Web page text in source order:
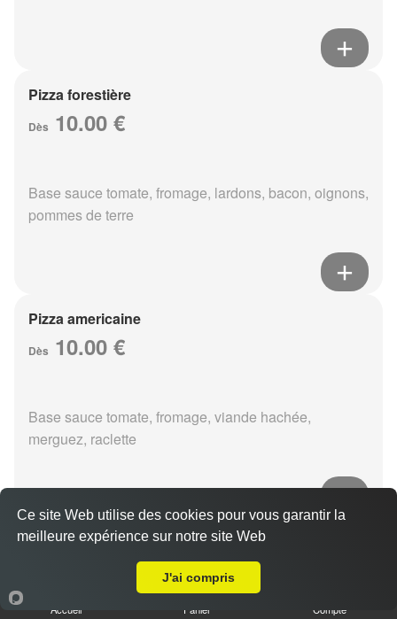
Pizza forestière
Dès 10.00 €
Base sauce tomate, fromage, lardons, bacon, oignons,
pommes de terre
Pizza americaine
Dès 10.00 €
Base sauce tomate, fromage, viande hachée,
merguez, raclette
Pizza boursin
Accueil Panier Compte
Ce site Web utilise des cookies pour vous garantir la
meilleure expérience sur notre site Web
J'ai compris